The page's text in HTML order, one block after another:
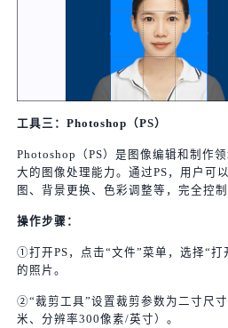
工具三：Photoshop（PS）
Photoshop（PS）是图像编辑和制作
大的图像处理能力。通过PS，用户可
图、背景更换、色彩调整等，完全控
操作步骤：
①打开PS，点击“文件”菜单，选择“打
的照片。
②“裁剪工具”设置裁剪参数为二寸尺
米、分辨率300像素/英寸）。